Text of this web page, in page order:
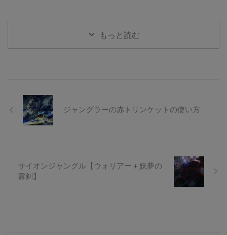
もっと読む
ジャングラーの赤トリンケットの使い方
サイオンジャングル【ウォリアー＋妖夢の
霊剣】